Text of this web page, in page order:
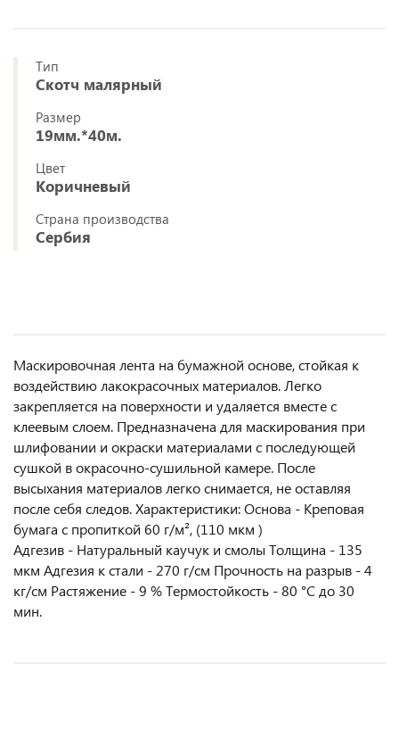
Тип
Скотч малярный
Размер
19мм.*40м.
Цвет
Коричневый
Страна производства
Сербия
Маскировочная лента на бумажной основе, стойкая к
воздействию лакокрасочных материалов. Легко
закрепляется на поверхности и удаляется вместе с
клеевым слоем. Предназначена для маскирования при
шлифовании и окраски материалами с последующей
сушкой в окрасочно-сушильной камере. После
высыхания материалов легко снимается, не оставляя
после себя следов. Характеристики: Основа - Креповая
бумага с пропиткой 60 г/м², (110 мкм )
Адгезив - Натуральный каучук и смолы Толщина - 135
мкм Адгезия к стали - 270 г/см Прочность на разрыв - 4
кг/см Растяжение - 9 % Термостойкость - 80 °С до 30
мин.